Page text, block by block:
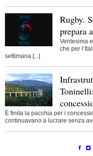
Rugby.
prepara
Ventesima
che per
settimana [...]
È finita la pacchia per i
continuavano a lucrare senza